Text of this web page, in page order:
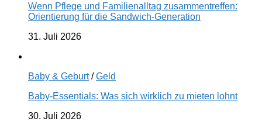
Wenn Pflege und Familienalltag zusammentreffen:
Orientierung für die Sandwich-Generation
31. Juli 2026
Baby & Geburt/Geld
Baby-Essentials: Was sich wirklich zu mieten lohnt
30. Juli 2026